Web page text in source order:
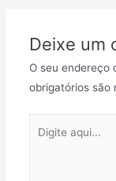
Deixe um
O seu endereço
obrigatórios são
aqui...